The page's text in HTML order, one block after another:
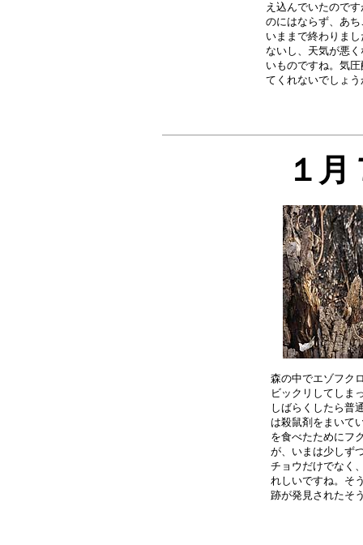
え込んでいたので
のにはならず、あ
いままで終わりま
ないし、天気が悪
いものですね。気
１
森の中でエゾフク
ビックリしてしま
しばらくしたら普
は殺鼠剤をまいて
を食べたためにフ
が、いまは少しず
チョウだけでなく
れしいですね。そ